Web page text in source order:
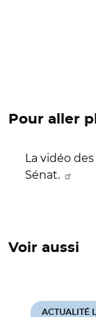
Pour aller
La vidéo
Sénat.
Voir aussi
ACTUALITÉ